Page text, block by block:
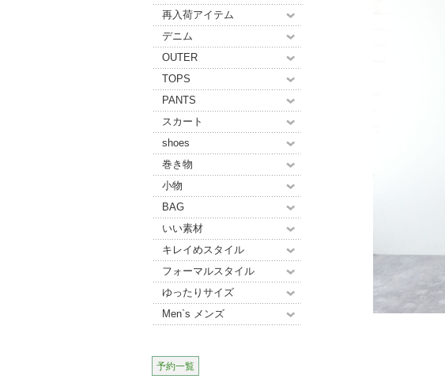
再入荷アイテム
デニム
OUTER
TOPS
PANTS
スカート
shoes
巻き物
小物
BAG
いい素材
キレイめスタイル
フォーマルスタイル
ゆったりサイズ
Men`s メンズ
予約一覧